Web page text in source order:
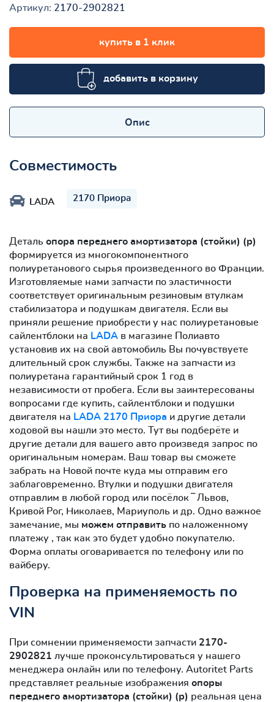
Артикул: 2170-2902821
купить в 1 клик
добавить в корзину
Опис
Совместимость
LADA 2170 Приора
Деталь опора переднего амортизатора (стойки) (р)
формируется из многокомпонентного
полиуретанового сырья произведенного во Франции.
Изготовляемые нами запчасти по эластичности
соответствует оригинальным резиновым втулкам
стабилизатора и подушкам двигателя. Если вы
приняли решение приобрести у нас полиуретановые
сайлентблоки на LADA в магазине Полиавто
установив их на свой автомобиль Вы почувствуете
длительный срок службы. Также на запчасти из
полиуретана гарантийный срок 1 год в
независимости от пробега. Если вы заинтересованы
вопросами где купить, сайлентблоки и подушки
двигателя на LADA 2170 Приора и другие детали
ходовой вы нашли это место. Тут вы подберёте и
другие детали для вашего авто произведя запрос по
оригинальным номерам. Ваш товар вы сможете
забрать на Новой почте куда мы отправим его
заблаговременно. Втулки и подушки двигателя
отправлим в любой город или посёлок ‾ Львов,
Кривой Рог, Николаев, Мариуполь и др. Одно важное
замечание, мы можем отправить по наложенному
платежу , так как это будет удобно покупателю.
Форма оплаты оговаривается по телефону или по
вайберу.
Проверка на применяемость по
VIN
При сомнении применяемости запчасти 2170-
2902821 лучше проконсультироваться у нашего
менеджера онлайн или по телефону. Autoritet Parts
представляет реальные изображения опоры
переднего амортизатора (стойки) (р) реальная цена